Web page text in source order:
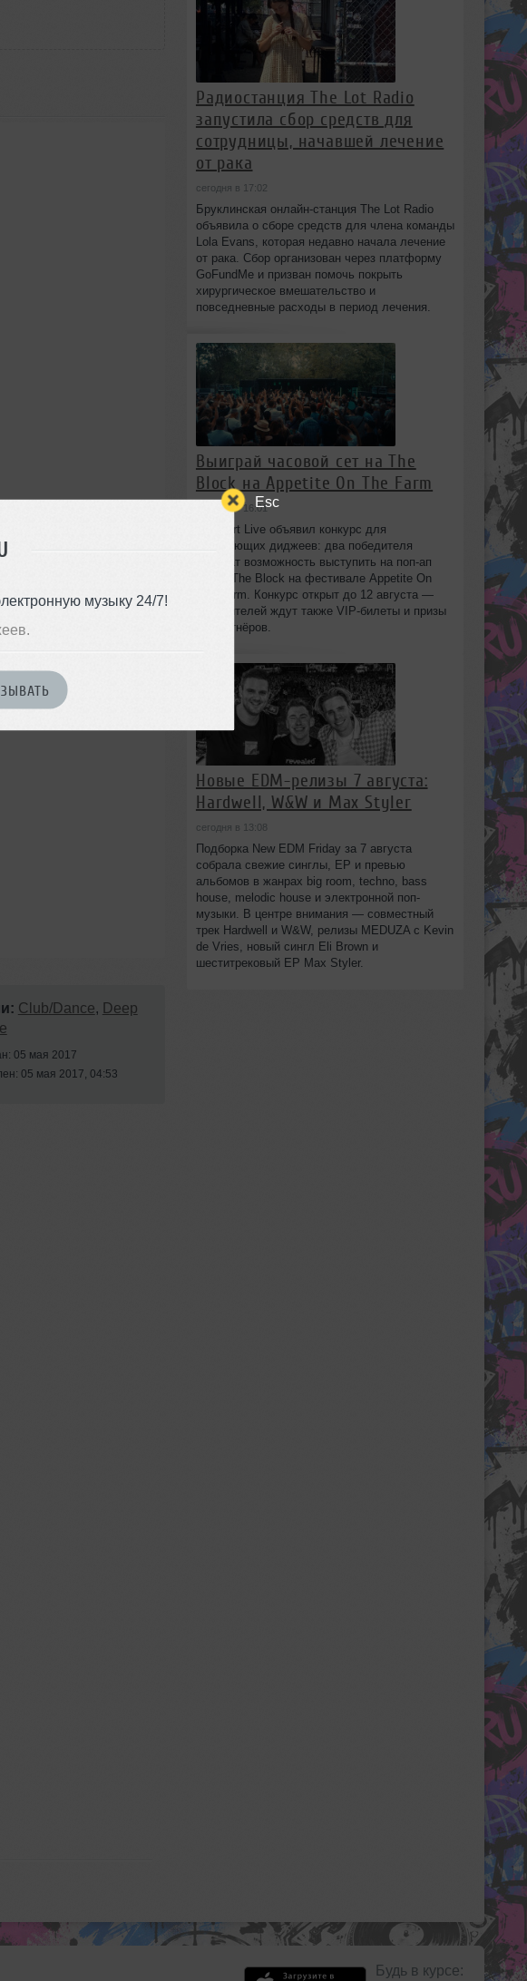
Esc
музыку 24/7!
Club/Dance, Deep
05 мая 2017
05 мая 2017, 04:53
Радиостанция The Lot Radio
запустила сбор средств для
сотрудницы, начавшей лечение
от рака
сегодня в 17:02
Бруклинская онлайн-станция The Lot Radio
объявила о сборе средств для члена команды
Lola Evans, которая недавно начала лечение
от рака. Сбор организован через платформу
GoFundMe и призван помочь покрыть
хирургическое вмешательство и
повседневные расходы в период лечения.
Выиграй часовой сет на The
Block на Appetite On The Farm
сегодня в 16:01
Beatport Live объявил конкурс для
начинающих диджеев: два победителя
получат возможность выступить на поп‑ап
сцене The Block на фестивале Appetite On
The Farm. Конкурс открыт до 12 августа —
победителей ждут также VIP‑билеты и призы
от партнёров.
Новые EDM-релизы 7 августа:
Hardwell, W&W и Max Styler
сегодня в 13:08
Подборка New EDM Friday за 7 августа
собрала свежие синглы, EP и превью
альбомов в жанрах big room, techno, bass
house, melodic house и электронной поп-
музыки. В центре внимания — совместный
трек Hardwell и W&W, релизы MEDUZA с Kevin
de Vries, новый сингл Eli Brown и
шеститрековый EP Max Styler.
Будь в курсе: